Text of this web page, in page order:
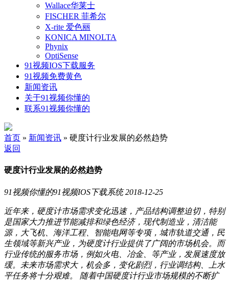
Wallace华莱士
FISCHER 菲希尔
X-rite 爱色丽
KONICA MINOLTA
Phynix
OptiSense
91视频IOS下载服务
91视频免费黄色
新闻资讯
关于91视频你懂的
联系91视频你懂的
首页 » 新闻资讯 » 硬度计行业发展的必然趋势
返回
硬度计行业发展的必然趋势
91视频你懂的91视频IOS下载系统2018-12-25
近年来，硬度计市场需求变化迅速，产品结构调整迫切，特别
是国家大力推进节能减排和绿色经济，现代制造业，清洁能
源，大飞机、海洋工程、智能电网等专项，城市轨道交通，民
生领域等新兴产业，为硬度计行业提供了广阔的市场机会。而
行业传统的服务市场，例如火电、冶金、等产业，发展速度放
缓。未来市场需求大，机会多，变化剧烈，行业调结构、上水
平任务将十分艰难。 随着中国硬度计行业市场规模的不断扩